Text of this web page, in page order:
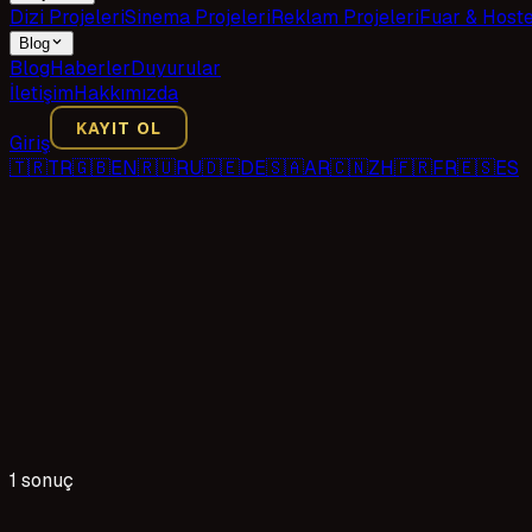
Dizi ProjeleriSinema ProjeleriReklam ProjeleriFuar &
Blog
BlogHaberlerDuyurular
İletişimHakkımızda
Giriş
KAYIT OL
🇹🇷TR🇬🇧EN🇷🇺RU🇩🇪DE🇸🇦AR🇨🇳ZH🇫🇷FR🇪🇸ES
1 sonuç